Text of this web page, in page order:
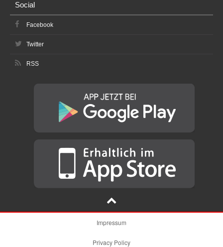
Social
Facebook
Twitter
RSS
Impressum
Privacy Policy